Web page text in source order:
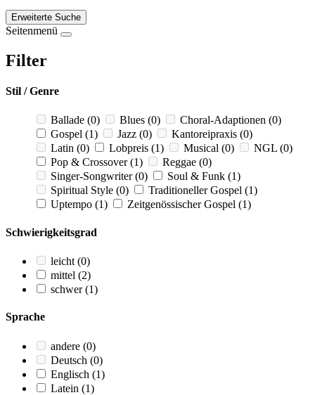
Erweiterte Suche
Seitenmenü
Filter
Stil / Genre
Ballade (0) Blues (0) Choral-Adaptionen (0)
Gospel (1) Jazz (0) Kantoreipraxis (0)
Latin (0) Lobpreis (1) Musical (0) NGL (0)
Pop & Crossover(1) Reggae (0)
Singer-Songwriter(0) Soul & Funk (1)
Spiritual Style (0) Traditioneller Gospel (1)
Uptempo (1) Zeitgenössischer Gospel (1)
Schwierigkeitsgrad
leicht (0)
mittel (2)
schwer(1)
Sprache
andere (0)
Deutsch (0)
Englisch (1)
Latein (1)